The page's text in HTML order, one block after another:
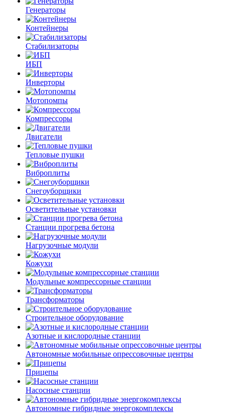
Генераторы
Контейнеры
Стабилизаторы
ИБП
Инверторы
Мотопомпы
Компрессоры
Двигатели
Тепловые пушки
Виброплиты
Снегоуборщики
Осветительные установки
Станции прогрева бетона
Нагрузочные модули
Кожухи
Модульные компрессорные станции
Трансформаторы
Строительное оборудование
Азотные и кислородные станции
Автономные мобильные опрессовочные центры
Прицепы
Насосные станции
Автономные гибридные энергокомплексы